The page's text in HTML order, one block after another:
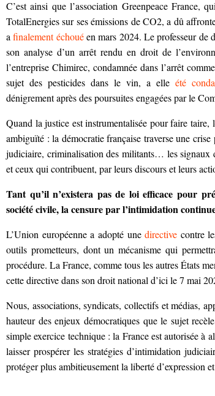
C’est ainsi que l’association Greenpeace France,
TotalEnergies sur ses émissions de CO2, a dû
afinalement échouéen mars 2024. Le professeur de
son analyse d’un arrêt rendu en droit de
l’entreprise Chimirec, condamnée dans l’arrêt
sujet des pesticides dans le vin, a elle été
dénigrement après des poursuites engagées par le
Quand la justice est instrumentalisée pour faire
ambiguïté : la démocratie française traverse une
judiciaire, criminalisation des militants… les signaux
et ceux qui contribuent, par leurs discours et leurs
Tant qu’il n’existera pas de loi efficace pour
société civile, la censure par l’intimidation
L’Union européenne a adopté unedirective contre
outils prometteurs, dont un mécanisme qui
procédure. La France, comme tous les autres États
cette directive dans son droit national d’ici le 7 mai
Nous, associations, syndicats, collectifs et médias,
hauteur des enjeux démocratiques que le sujet
simple exercice technique : la France est autorisée à
laisser prospérer les stratégies d’intimidation
protéger plus ambitieusement la liberté d’expression